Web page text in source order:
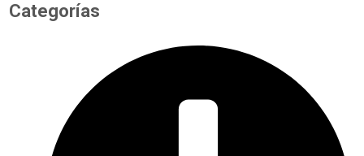
Categorías